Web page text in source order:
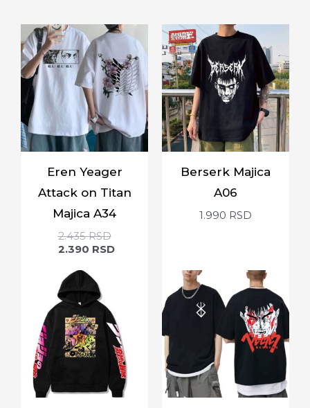
Eren Yeager
Attack on Titan
Majica A34
2.435RSD
2.390 RSD
Berserk Majica
A06
1.990 RSD